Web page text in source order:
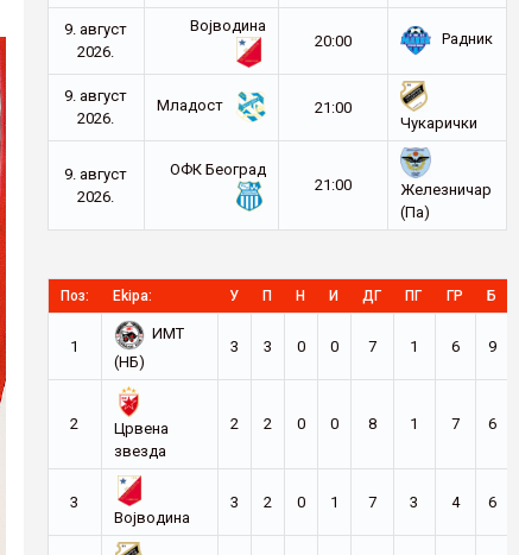
9. август
2026.
Војводина
20:00
Радник
9. август
2026.
Младост
21:00
Чукарички
9. август
2026.
ОФК Београд
21:00
Железничар
(Па)
Поз: Ekipa: У П Н И ДГ ПГ ГР Б
1
ИМТ
(НБ)
3 3 0 0 7 1 6 9
2
Црвена
звезда
2 2 0 0 8 1 7 6
3
Војводина
3 2 0 1 7 3 4 6